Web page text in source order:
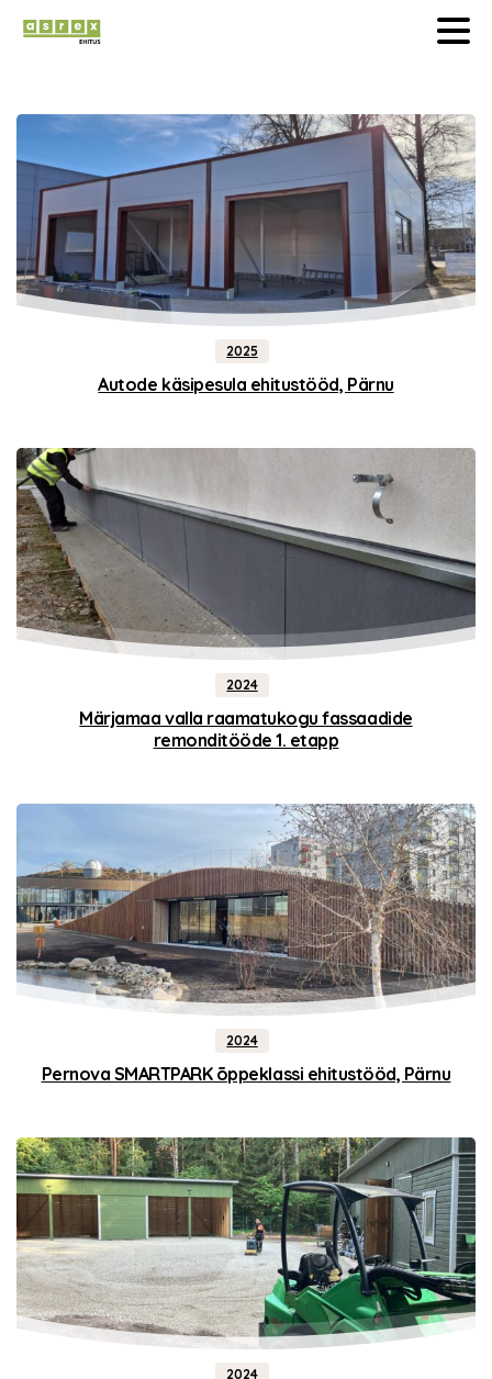
2025
Autode käsipesula ehitustööd, Pärnu
2024
Märjamaa valla raamatukogu fassaadide
remonditööde 1. etapp
2024
Pernova SMARTPARK õppeklassi ehitustööd, Pärnu
2024